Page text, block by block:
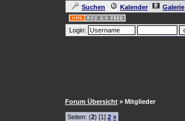
Suchen Kalender Galerie
Login:
Forum Übersicht » Mitglieder
Seiten: (2) [1] 2 »